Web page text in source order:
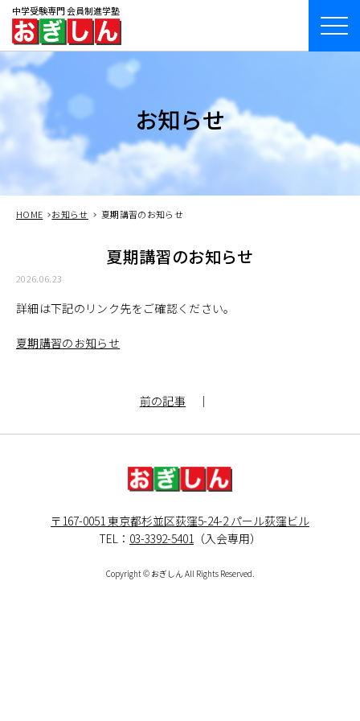
中学受験専門 会員制進学塾
お知らせ
HOME お知らせ 夏期講習のお知らせ
夏期講習のお知らせ
2026.06.23
詳細は下記のリンク先をご確認ください。
夏期講習のお知らせ
前の記事 ｜
〒167-0051 東京都杉並区荻窪5-24-2 パール荻窪ビル
TEL： 03-3392-5401 （入会専用）
Copyright © おぎしん All Rights Reserved.